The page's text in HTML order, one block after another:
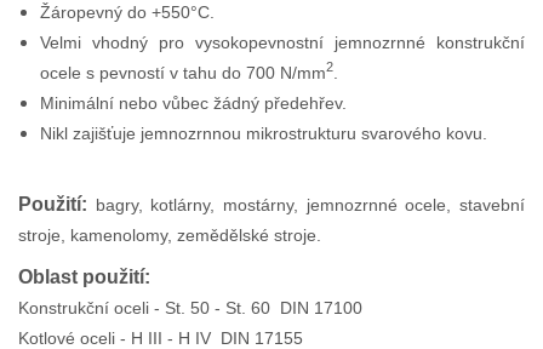
Žáropevný do +550°C.
Velmi vhodný pro vysokopevnostní jemnozrnné konstrukční
ocele s pevností v tahu do 700 N/mm2
Minimální nebo vůbec žádný předehřev.
Nikl zajišťuje jemnozrnnou mikrostrukturu svarového kovu.
Použití: bagry, kotlárny, mostárny, jemnozrnné ocele, stavební
stroje, kamenolomy, zemědělské stroje.
Oblast použití:
Konstrukční oceli - St. 50 - St. 60 DIN 17100
Kotlové oceli - H III - H IV DIN 17155